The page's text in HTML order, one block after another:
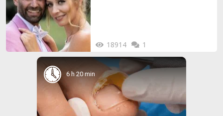
18914 1
6 h 20 min